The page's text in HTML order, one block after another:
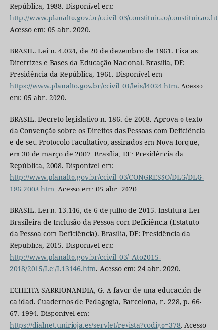
República, 1988. Disponível em:
http://www.planalto.gov.br/ccivil_03/constituicao/
Acesso em: 05 abr. 2020.
BRASIL. Lei n. 4.024, de 20 de dezembro de 1961. Fixa as
Diretrizes e Bases da Educação Nacional. Brasília, DF:
Presidência da República, 1961. Disponível em:
https://www.planalto.gov.br/ccivil_03/leis/l4024.htm. Acesso
em: 05 abr. 2020.
BRASIL. Decreto legislativo n. 186, de 2008. Aprova o texto
da Convenção sobre os Direitos das Pessoas com Deficiência
e de seu Protocolo Facultativo, assinados em Nova Iorque,
em 30 de março de 2007. Brasília, DF: Presidência da
República, 2008. Disponível em:
http://www.planalto.gov.br/ccivil_03/CONGRESSO/DLG/DLG-
186-2008.htm. Acesso em: 05 abr. 2020.
BRASIL. Lei n. 13.146, de 6 de julho de 2015. Institui a Lei
Brasileira de Inclusão da Pessoa com Deficiência (Estatuto
da Pessoa com Deficiência). Brasília, DF: Presidência da
República, 2015. Disponível em:
http://www.planalto.gov.br/ccivil_03/_Ato2015-
2018/2015/Lei/L13146.htm. Acesso em: 24 abr. 2020.
ECHEITA SARRIONANDIA, G. A favor de una educación de
calidad. Cuadernos de Pedagogía, Barcelona, n. 228, p. 66-
67, 1994. Disponível em:
https://dialnet.unirioja.es/servlet/revista?codigo=378. Acesso